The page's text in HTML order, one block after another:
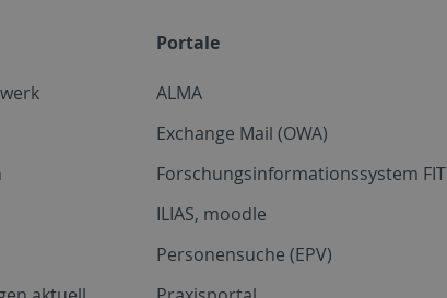
Portale
ALMA
Exchange Mail (OWA)
Forschungsinformationssystem FIT
ILIAS, moodle
Personensuche (EPV)